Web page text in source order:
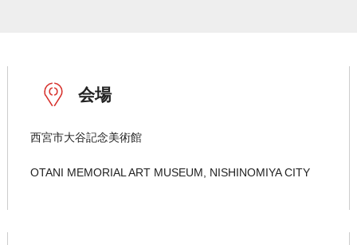
会場
西宮市大谷記念美術館
OTANI MEMORIAL ART MUSEUM, NISHINOMIYA CITY